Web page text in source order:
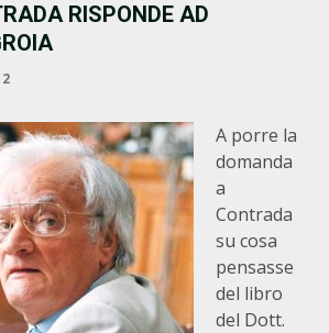
RISPONDE AD
A porre la
domanda
a
Contrada
su cosa
pensasse
del libro
del Dott.